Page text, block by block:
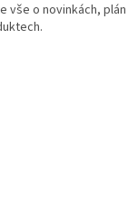
vše o novinkách, plán